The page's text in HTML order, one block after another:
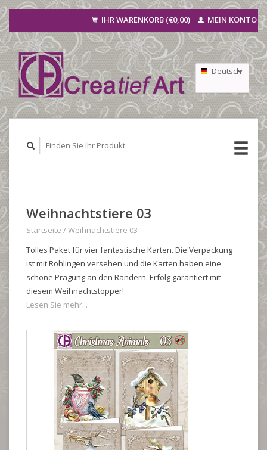
IHR WARENKORB (€0,00) MEIN KONTO
Deutsch
Nederlands
Weihnachtstiere 03
Startseite /Weihnachtstiere 03
Tolles Paket für vier fantastische Karten. Die Verpackung
ist mit Rohlingen versehen und die Karten haben eine
schöne Prägung an den Rändern. Erfolg garantiert mit
diesem Weihnachtstopper!
Lesen Sie mehr...